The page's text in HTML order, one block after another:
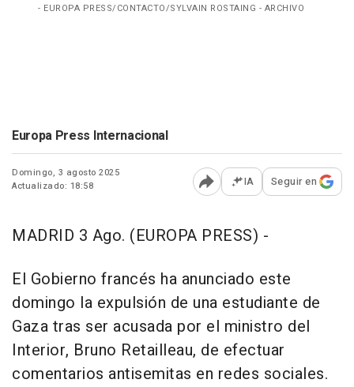
- EUROPA PRESS/CONTACTO/SYLVAIN ROSTAING - ARCHIVO
Europa Press Internacional
Domingo, 3 agosto 2025
Actualizado: 18:58
Abrir opciones para
IA Seguir en
MADRID 3 Ago. (EUROPA PRESS) -
El Gobierno francés ha anunciado este
domingo la expulsión de una estudiante de
Gaza tras ser acusada por el ministro del
Interior, Bruno Retailleau, de efectuar
comentarios antisemitas en redes sociales.